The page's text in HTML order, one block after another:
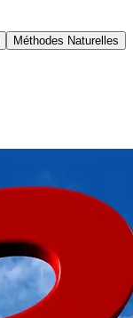
Méthodes Naturelles